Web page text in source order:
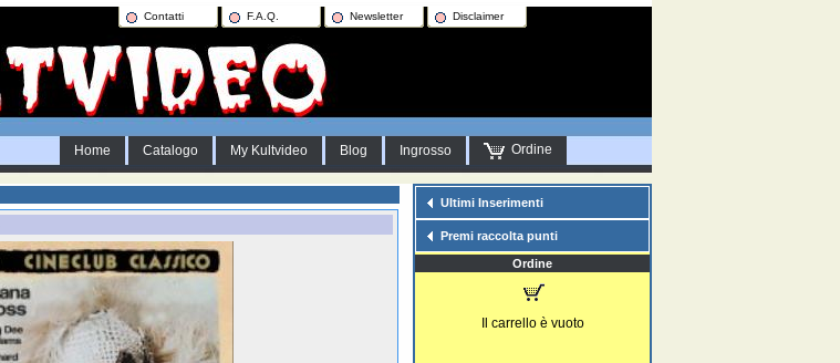
Contatti F.A.Q. Newsletter Disclaimer
Home Catalogo My Kultvideo Blog Ingrosso Ordine
Ultimi Inserimenti
Premi raccolta punti
Ordine
Il carrello è vuoto